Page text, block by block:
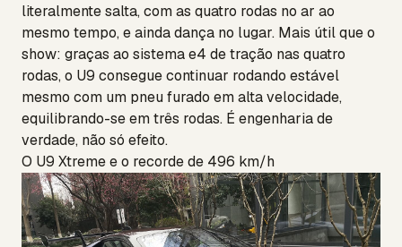
literalmente salta, com as quatro rodas no ar ao
mesmo tempo, e ainda dança no lugar. Mais útil que o
show: graças ao sistema e4 de tração nas quatro
rodas, o U9 consegue continuar rodando estável
mesmo com um pneu furado em alta velocidade,
equilibrando-se em três rodas. É engenharia de
verdade, não só efeito.
O U9 Xtreme e o recorde de 496 km/h